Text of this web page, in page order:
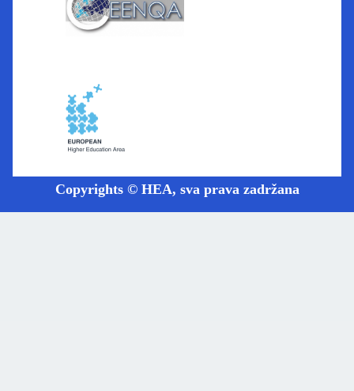
Copyrights © HEA, sva prava zadržana